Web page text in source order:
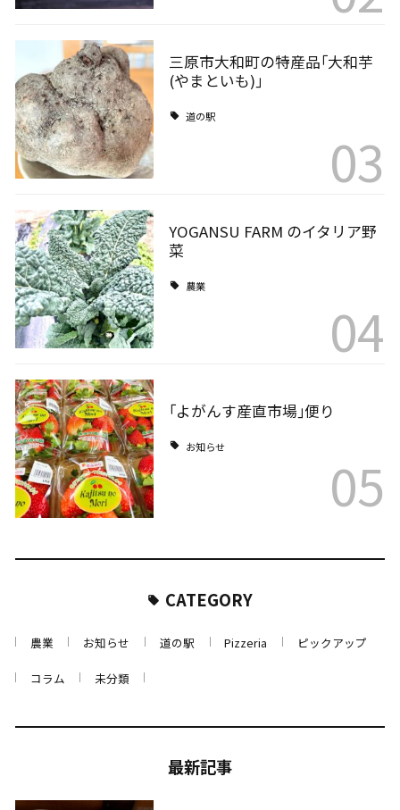
三原市大和町の特産品｢大和芋
(やまといも)｣
道の駅
03
YOGANSU FARM のイタリア野
菜
農業
04
｢よがんす産直市場｣便り
お知らせ
05
CATEGORY
農業 お知らせ 道の駅 Pizzeria ピックアップ
コラム 未分類
最新記事